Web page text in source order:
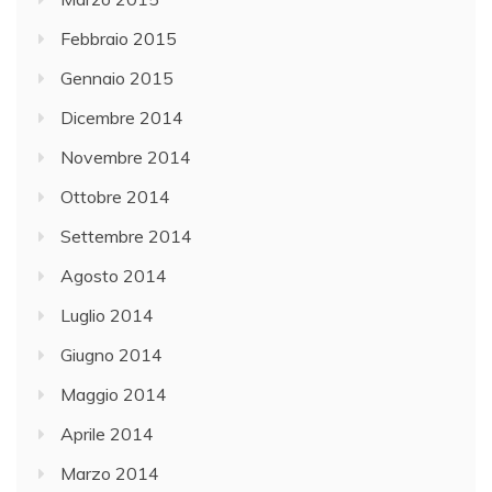
Febbraio 2015
Gennaio 2015
Dicembre 2014
Novembre 2014
Ottobre 2014
Settembre 2014
Agosto 2014
Luglio 2014
Giugno 2014
Maggio 2014
Aprile 2014
Marzo 2014